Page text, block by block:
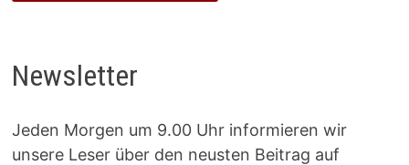
Newsletter
Jeden Morgen um 9.00 Uhr informieren wir
unsere Leser über den neusten Beitrag auf